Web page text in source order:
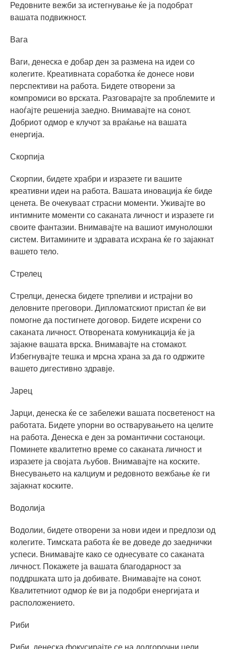
Редовните вежби за истегнување ќе ја подобрат
вашата подвижност.
Вага
Ваги, денеска е добар ден за размена на идеи со
колегите. Креативната соработка ќе донесе нови
перспективи на работа. Бидете отворени за
компромиси во врската. Разговарајте за проблемите и
наоѓајте решенија заедно. Внимавајте на сонот.
Добриот одмор е клучот за враќање на вашата
енергија.
Скорпија
Скорпии, бидете храбри и изразете ги вашите
креативни идеи на работа. Вашата иновација ќе биде
ценета. Ве очекуваат страсни моменти. Уживајте во
интимните моменти со саканата личност и изразете ги
своите фантазии. Внимавајте на вашиот имунолошки
систем. Витамините и здравата исхрана ќе го зајакнат
вашето тело.
Стрелец
Стрелци, денеска бидете трпеливи и истрајни во
деловните преговори. Дипломатскиот пристап ќе ви
помогне да постигнете договор. Бидете искрени со
саканата личност. Отворената комуникација ќе ја
зајакне вашата врска. Внимавајте на стомакот.
Избегнувајте тешка и мрсна храна за да го одржите
вашето дигестивно здравје.
Јарец
Јарци, денеска ќе се забележи вашата посветеност на
работата. Бидете упорни во остварувањето на целите
на работа. Денеска е ден за романтични состаноци.
Поминете квалитетно време со саканата личност и
изразете ја својата љубов. Внимавајте на коските.
Внесувањето на калциум и редовното вежбање ќе ги
зајакнат коските.
Водолија
Водолии, бидете отворени за нови идеи и предлози од
колегите. Тимската работа ќе ве доведе до заеднички
успеси. Внимавајте како се однесувате со саканата
личност. Покажете ја вашата благодарност за
поддршката што ја добивате. Внимавајте на сонот.
Квалитетниот одмор ќе ви ја подобри енергијата и
расположението.
Риби
Риби, денеска фокусирајте се на долгорочни цели.